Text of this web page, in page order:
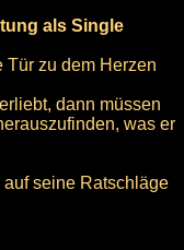
als Single
Tür zu dem Herzen
dann müssen
was er
seine Ratschläge